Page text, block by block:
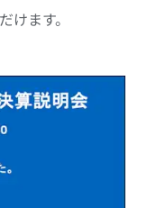
けます。